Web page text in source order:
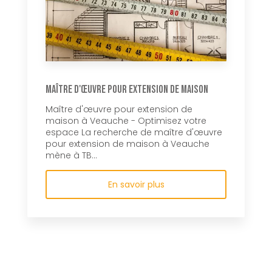
Maître d'œuvre pour extension de maison
Maître d'œuvre pour extension de
maison à Veauche - Optimisez votre
espace La recherche de maître d'œuvre
pour extension de maison à Veauche
mène à TB...
En savoir plus